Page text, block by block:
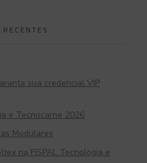
sua credencial VIP
e Tecnocarne 2026
Modulares
na FISPAL Tecnologia e